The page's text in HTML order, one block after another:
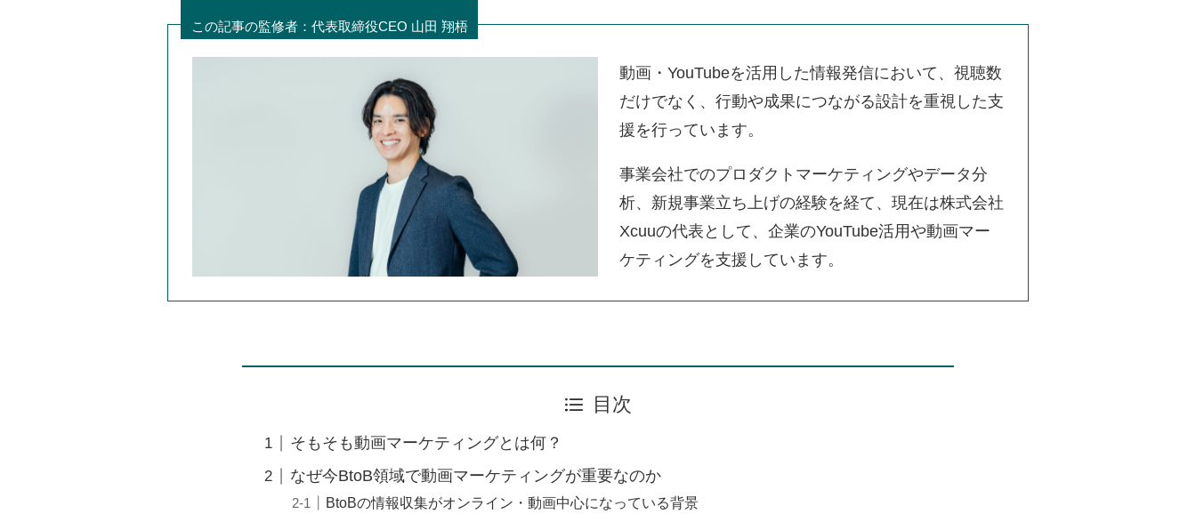
この記事の監修者：代表取締役CEO 山田 翔梧
動画・YouTubeを活用した情報発信において、視聴数
だけでなく、行動や成果につながる設計を重視した支
援を行っています。
事業会社でのプロダクトマーケティングやデータ分
析、新規事業立ち上げの経験を経て、現在は株式会社
Xcuuの代表として、企業のYouTube活用や動画マー
ケティングを支援しています。
目次
そもそも動画マーケティングとは何？
なぜ今BtoB領域で動画マーケティングが重要なのか
BtoBの情報収集がオンライン・動画中心になっている背景